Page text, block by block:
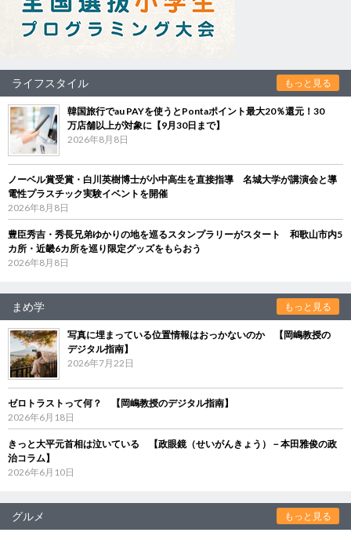
ライフスタイル もっと見る
韓国旅行でau PAYを使うとPontaポイント最大20％還元！30
万店舗以上が対象に【9月30日まで】
2026年8月8日
ノーベル賞受賞・白川英樹博士が小中高生を直接指導 名城大学が講演会と導
電性プラスチック実験イベントを開催
2026年8月8日
豊臣秀吉・秀長兄弟ゆかりの地を巡るスタンプラリーがスタート 和歌山市内5
カ所・近畿6カ所を巡り限定グッズをもらおう
2026年8月8日
まめ学 もっと見る
写真に埋まっている位置情報はおっかないのか 【岡嶋教授の
デジタル指南】
2026年7月22日
ゼロトラストって何？ 【岡嶋教授のデジタル指南】
2026年6月18日
きっと大平元首相は泣いている 【政眼鏡（せいがんきょう）－本田雅俊の政
治コラム】
2026年6月10日
グルメ もっと見る